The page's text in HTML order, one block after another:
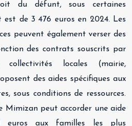
du défunt, sous certaines
de 3 476 euros en 2024. Les
peuvent également verser des
des contrats souscrits par
locales (mairie,
des aides spécifiques aux
sous conditions de ressources.
Mimizan peut accorder une aide
euros aux familles les plus